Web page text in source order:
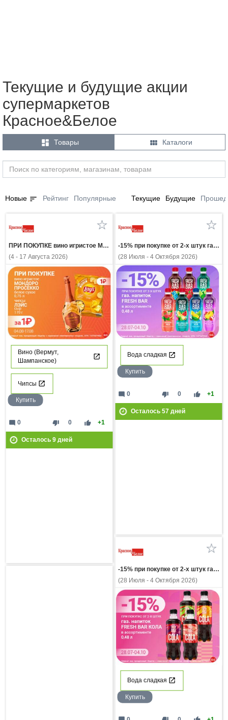
Текущие и будущие акции
супермаркетов
Красное&Белое
 Товары  Каталоги
Новые sort Рейтинг Популярные Текущие Будущие
ПРИ ПОКУПКЕ вино игристое МОНДОРО ПРОСЕККО белое сухое 0,75л чипсы ЛЭЙС сыр 170г за 1 рубль
(4 - 17 Августа 2026)
Вино (Вермут,
Шампанское)
Чипсы
Купить
thumb_down 0 thumb_up +1
mode_comment 0
Осталось 9дней
-15% при покупке от 2-х штук газ напиток FRESH BAR в ассортимент 0,48л
(28 Июля - 4 Октября 2026)
Вода сладкая
Купить
thumb_down 0 thumb_up +1
mode_comment 0
Осталось 57дней
-15% при покупке от 2-х штук газ напиток FRESH BAR КОЛА в ассортименте 0,48л
(28 Июля - 4 Октября 2026)
Вода сладкая
Купить